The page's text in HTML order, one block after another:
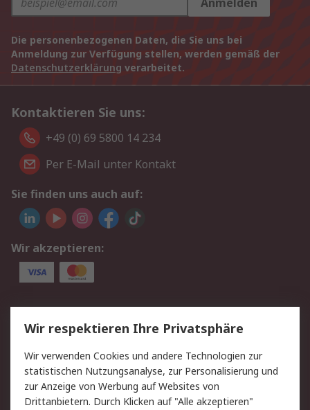
Anmelden
Die personenbezogenen Daten, die Sie uns bei
Anmeldung zur Verfügung stellen, werden gemäß der
Datenschutzerklärung verarbeitet.
Kontaktieren Sie uns:
+49 (0) 69 5800 14 234
Per E-Mail unter Kontakt
Sie finden uns auch auf:
Wir akzeptieren:
Service
Value Added Services
Lieferlösungen
Rücksendungen
Kontakt
Hilfe
Privatkunden
Wir respektieren Ihre Privatsphäre
Wir verwenden Cookies und andere Technologien zur
statistischen Nutzungsanalyse, zur Personalisierung und
zur Anzeige von Werbung auf Websites von
Drittanbietern. Durch Klicken auf "Alle akzeptieren"